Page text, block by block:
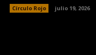
Círculo Rojo julio 19, 2026